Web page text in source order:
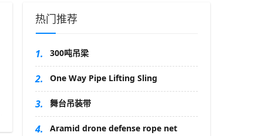
热门推荐
1. 300吨吊梁
2. One Way Pipe Lifting Sling
3. 舞台吊装带
4. Aramid drone defense rope net